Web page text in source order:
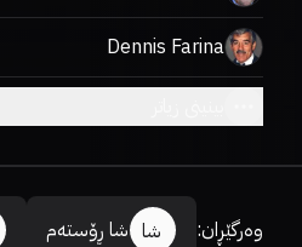
Dennis Farina
وەرگێڕان: شا شا ڕۆستەم